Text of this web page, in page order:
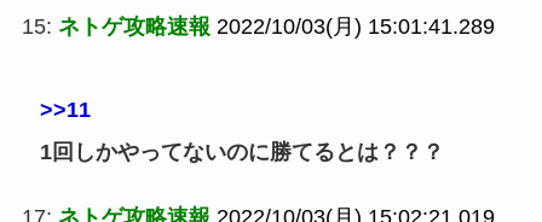
15: ネトゲ攻略速報 2022/10/03(月) 15:01:41.289
>>11
1回しかやってないのに勝てるとは？？？
17: ネトゲ攻略速報 2022/10/03(月) 15:02:21.019